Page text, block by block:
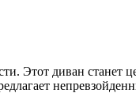
Этот диван станет